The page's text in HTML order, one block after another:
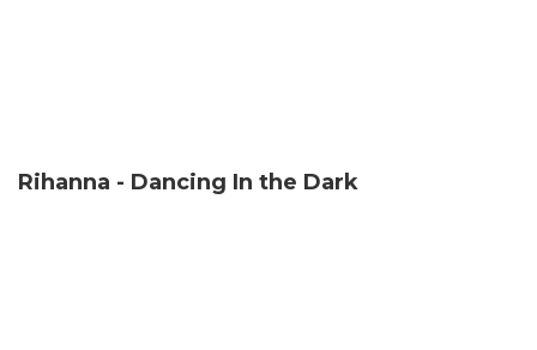
Rihanna - Dancing In the Dark